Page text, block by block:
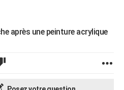
après une peinture acrylique